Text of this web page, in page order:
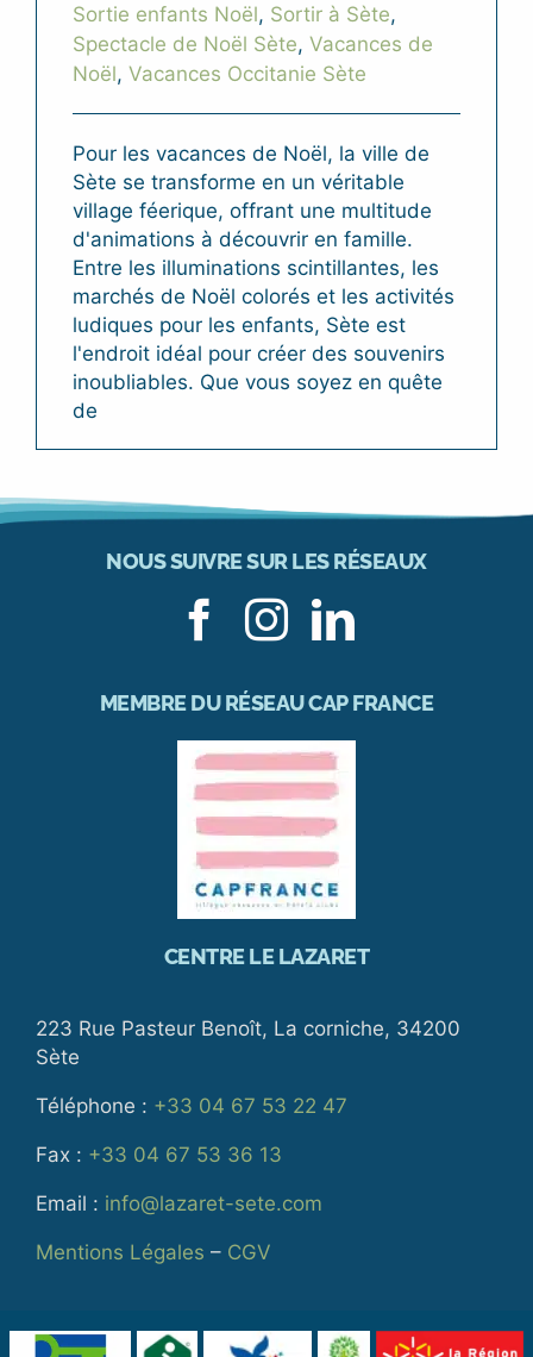
Sortie enfants Noël, Sortir à Sète,
Spectacle de Noël Sète, Vacances de
Noël, Vacances Occitanie Sète
Pour les vacances de Noël, la ville de
Sète se transforme en un véritable
village féerique, offrant une multitude
d'animations à découvrir en famille.
Entre les illuminations scintillantes, les
marchés de Noël colorés et les activités
ludiques pour les enfants, Sète est
l'endroit idéal pour créer des souvenirs
inoubliables. Que vous soyez en quête
de
NOUS SUIVRE SUR LES RÉSEAUX
MEMBRE DU RÉSEAU CAP FRANCE
CENTRE LE LAZARET
223 Rue Pasteur Benoît, La corniche, 34200
Sète
Téléphone : +33 04 67 53 22 47
Fax : +33 04 67 53 36 13
Email : info@lazaret-sete.com
Mentions Légales – CGV